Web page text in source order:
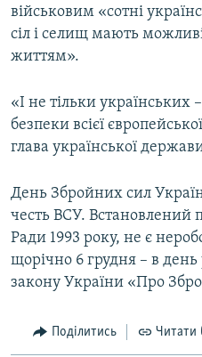
військовим «сотні
сіл і селищ мають
життям».
«І не тільки
безпеки всієї
глава української
День Збройних сил
честь ВСУ. Встановлений
Ради 1993 року, не є
щорічно 6 грудня – в день
закону України «Про
Поділитись Читати